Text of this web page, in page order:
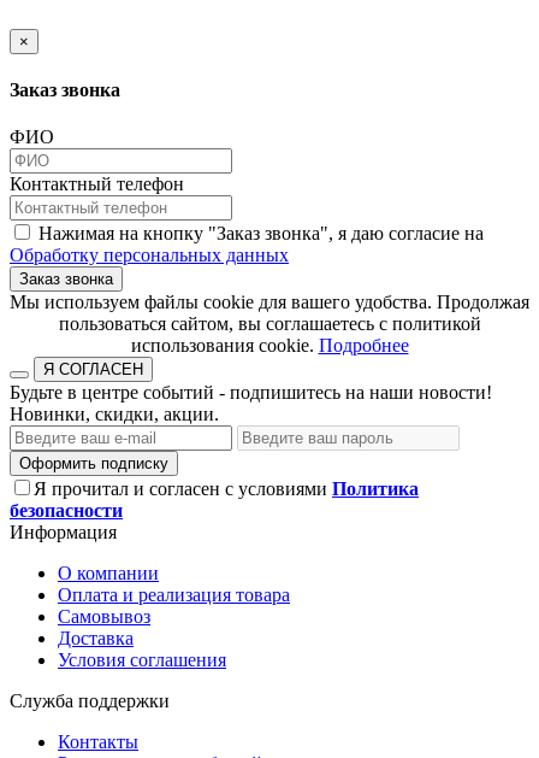
×
Заказ звонка
ФИО
Контактный телефон
Нажимая на кнопку "Заказ звонка", я даю согласие на
Обработку персональных данных
Заказ звонка
​​​​​​​Мы используем файлы cookie для вашего удобства. Продолжая
пользоваться сайтом, вы соглашаетесь с политикой
использования cookie.​​​​​​​ Подробнее
Я СОГЛАСЕН
Будьте в центре событий - подпишитесь на наши новости!
Новинки, скидки, акции.
Оформить подписку
Я прочитал и согласен с условиями Политика
безопасности
Информация
О компании
Оплата и реализация товара
Самовывоз
Доставка
Условия соглашения
Служба поддержки
Контакты